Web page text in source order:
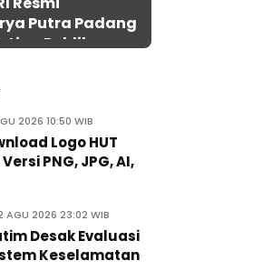
Putra Padang
Publik
2026 10:50 WIB
Logo HUT
PNG, JPG, AI,
AGU 2026 23:02 WIB
Desak Evaluasi
Keselamatan